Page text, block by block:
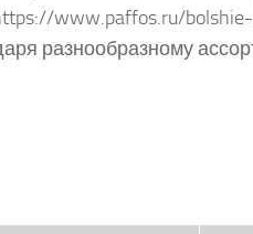
www.paffos.ru/
разнообразному